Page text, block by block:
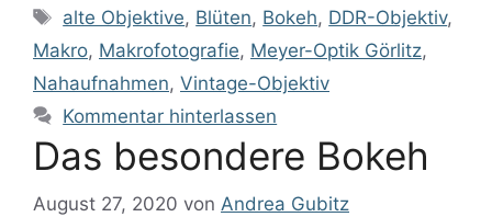
alte Objektive, Blüten, Bokeh, DDR-Objektiv,
Makro, Makrofotografie, Meyer-Optik Görlitz,
Nahaufnahmen, Vintage-Objektiv
Kommentar hinterlassen
Das besondere Bokeh
August 27, 2020 von Andrea Gubitz